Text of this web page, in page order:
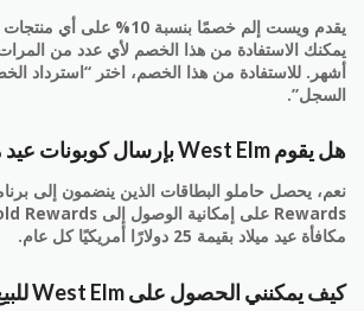
يقدم ويست إلم خصمًا بنسبة
يمكنك الاستفادة من هذا الخصم لأي عدد من
أشهر. للاستفادة من هذا الخصم، اختر “استرداد
السجل”.
هل يقوم West Elm بإرسال كوبونات عيد ميلاد؟
مكافأة عيد ميلاد بقيمة 25 دولارًا أمريكيًا كل عام.
كيف يمكنني الحصول على West Elm للبيع؟